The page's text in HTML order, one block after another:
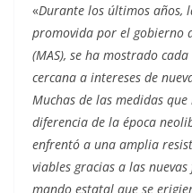
«Durante los últimos
promovida por el gobierno
(MAS), se ha mostrado
cercana a intereses de
Muchas de las medidas
diferencia de la época
enfrentó a una amplia
viables gracias a las
mando estatal que se